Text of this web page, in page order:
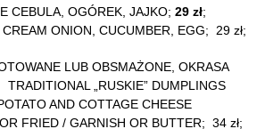
CEBULA, OGÓREK, JAJKO; 29 zł;
ONION, CUCUMBER, EGG; 29 zł;
LUB OBSMAŻONE, OKRASA
TRADITIONAL „RUSKIE” DUMPLINGS
AND COTTAGE CHEESE
FRIED / GARNISH OR BUTTER; 34 zł;